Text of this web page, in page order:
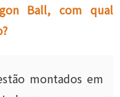
Ball, com qual
montados em